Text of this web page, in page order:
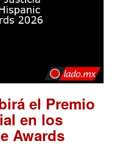
el Premio
en los
Awards